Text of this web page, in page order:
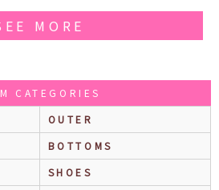
MORE
CATEGORIES
OUTER
BOTTOMS
SHOES